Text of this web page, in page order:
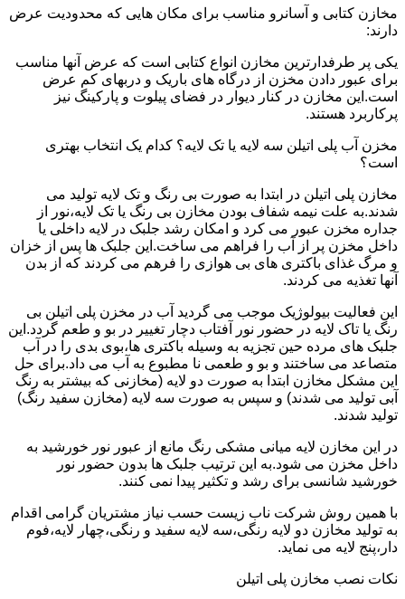
مخازن کتابی و آسانرو مناسب برای مکان هایی که محدودیت عرض
دارند:
یکی پر طرفدارترین مخازن انواع کتابی است که عرض آنها مناسب
برای عبور دادن مخزن از درگاه های باریک و دربهای کم عرض
است.این مخازن در کنار دیوار در فضای پیلوت و پارکینگ نیز
پرکاربرد هستند.
مخزن آب پلی اتیلن سه لایه یا تک لایه؟ کدام یک انتخاب بهتری
است؟
مخازن پلی اتیلن در ابتدا به صورت بی رنگ و تک لایه تولید می
شدند.به علت نیمه شفاف بودن مخازن بی رنگ یا تک لایه،نور از
جداره مخزن عبور می کرد و امکان رشد جلبک در لایه داخلی یا
داخل مخزن پر از آب را فراهم می ساخت.این جلبک ها پس از خزان
و مرگ غذای باکتری های بی هوازی را فرهم می کردند که از بدن
آنها تغذیه می کردند.
این فعالیت بیولوژیک موجب می گردید آب در مخزن پلی اتیلن بی
رنگ یا تاک لایه در حضور نور آفتاب دچار تغییر در بو و طعم گردد.این
جلبک های مرده حین تجزیه به وسیله باکتری ها،بوی بدی را در آب
متصاعد می ساختند و بو و طعمی نا مطبوع به آب می داد.برای حل
این مشکل مخازن ابتدا به صورت دو لایه (مخازنی که بیشتر به رنگ
آبی تولید می شدند) و سپس به صورت سه لایه (مخازن سفید رنگ)
تولید شدند.
در این مخازن لایه میانی مشکی رنگ مانع از عبور نور خورشید به
داخل مخزن می شود.به این ترتیب جلبک ها بدون حضور نور
خورشید شانسی برای رشد و تکثیر پیدا نمی کنند.
با همین روش شرکت ناب زیست حسب نیاز مشتریان گرامی اقدام
به تولید مخازن دو لایه رنگی،سه لایه سفید و رنگی،چهار لایه،فوم
دار،پنج لایه می نماید.
نکات نصب مخازن پلی اتیلن